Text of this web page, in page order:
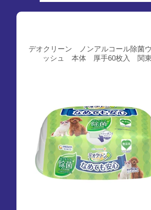
デオクリーン ノンアルコール除菌
ッシュ 本体 厚手60枚入 関東